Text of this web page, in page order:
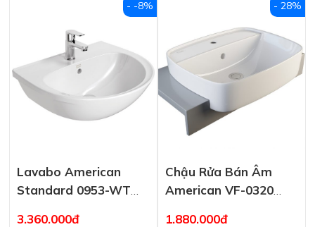
Lavabo American
Standard 0953-WT
3.360.000đ
- -8%
Chậu Rửa Bán Âm
American VF-0320
1.880.000đ
- 28%